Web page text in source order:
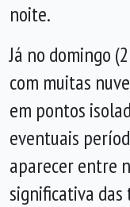
noite.
Já no domingo
com muitas
em pontos
eventuais
aparecer entre
significativa